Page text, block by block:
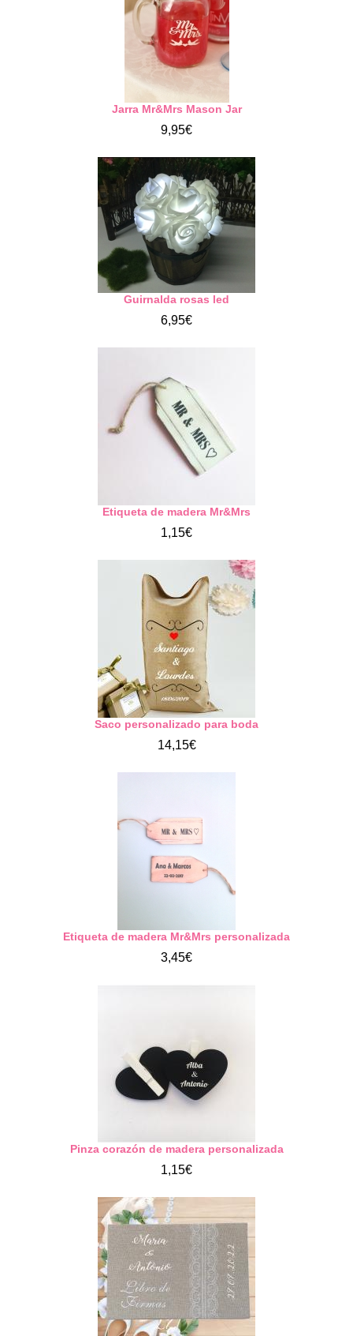
Jarra Mr&Mrs Mason Jar
9,95€
Guirnalda rosas led
6,95€
Etiqueta de madera Mr&Mrs
1,15€
Saco personalizado para boda
14,15€
Etiqueta de madera Mr&Mrs personalizada
3,45€
Pinza corazón de madera personalizada
1,15€